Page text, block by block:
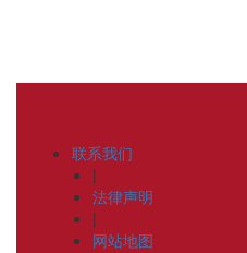
联系我们
|
法律声明
|
网站地图